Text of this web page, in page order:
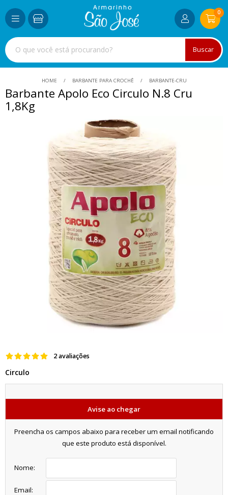
Buscar
0
HOME BARBANTE PARA CROCHÊ BARBANTE-CRU
Barbante Apolo Eco Circulo N.8 Cru
1,8Kg
2 avaliações
Circulo
Avise ao chegar
Preencha os campos abaixo para receber um email notificando
que este produto está disponível.
Nome:
Email: